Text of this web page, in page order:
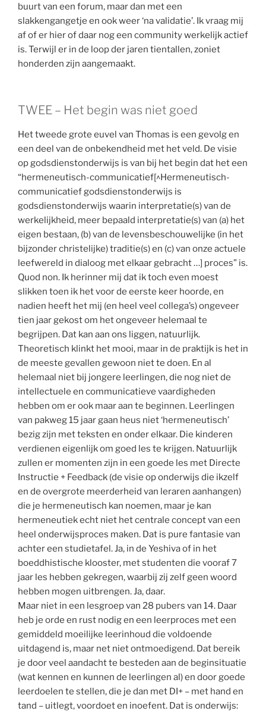
buurt van een forum, maar dan met een
slakkengangetje en ook weer ‘na validatie’. Ik vraag mij
af of er hier of daar nog een community werkelijk actief
is. Terwijl er in de loop der jaren tientallen, zoniet
honderden zijn aangemaakt.
TWEE – Het begin was niet goed
Het tweede grote euvel van Thomas is een gevolg en
een deel van de onbekendheid met het veld. De visie
op godsdienstonderwijs is van bij het begin dat het een
“hermeneutisch-communicatief[^Hermeneutisch-
communicatief godsdienstonderwijs is
godsdienstonderwijs waarin interpretatie(s) van de
werkelijkheid, meer bepaald interpretatie(s) van (a) het
eigen bestaan, (b) van de levensbeschouwelijke (in het
bijzonder christelijke) traditie(s) en (c) van onze actuele
leefwereld in dialoog met elkaar gebracht …] proces” is.
Quod non. Ik herinner mij dat ik toch even moest
slikken toen ik het voor de eerste keer hoorde, en
nadien heeft het mij (en heel veel collega’s) ongeveer
tien jaar gekost om het ongeveer helemaal te
begrijpen. Dat kan aan ons liggen, natuurlijk.
Theoretisch klinkt het mooi, maar in de praktijk is het in
de meeste gevallen gewoon niet te doen. En al
helemaal niet bij jongere leerlingen, die nog niet de
intellectuele en communicatieve vaardigheden
hebben om er ook maar aan te beginnen. Leerlingen
van pakweg 15 jaar gaan heus niet ‘hermeneutisch’
bezig zijn met teksten en onder elkaar. Die kinderen
verdienen eigenlijk om goed les te krijgen. Natuurlijk
zullen er momenten zijn in een goede les met Directe
Instructie + Feedback (de visie op onderwijs die ikzelf
en de overgrote meerderheid van leraren aanhangen)
die je hermeneutisch kan noemen, maar je kan
hermeneutiek echt niet het centrale concept van een
heel onderwijsproces maken. Dat is pure fantasie van
achter een studietafel. Ja, in de Yeshiva of in het
boeddhistische klooster, met studenten die vooraf 7
jaar les hebben gekregen, waarbij zij zelf geen woord
hebben mogen uitbrengen. Ja, daar.
Maar niet in een lesgroep van 28 pubers van 14. Daar
heb je orde en rust nodig en een leerproces met een
gemiddeld moeilijke leerinhoud die voldoende
uitdagend is, maar net niet ontmoedigend. Dat bereik
je door veel aandacht te besteden aan de beginsituatie
(wat kennen en kunnen de leerlingen al) en door goede
leerdoelen te stellen, die je dan met DI+ – met hand en
tand – uitlegt, voordoet en inoefent. Dat is onderwijs: